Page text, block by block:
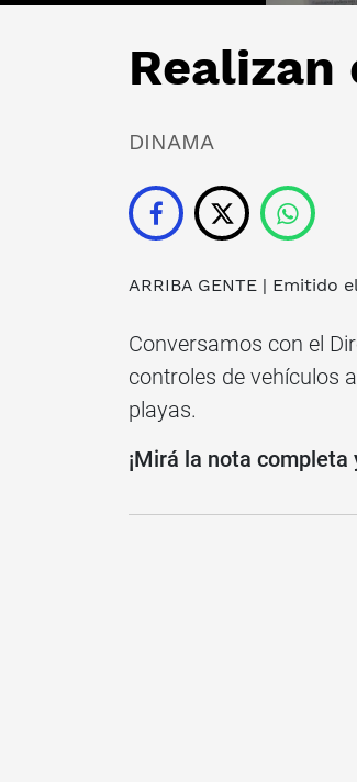
DINAMA
ARRIBA GENTE | Emitido
Conversamos con el
controles de vehículos
playas.
¡Mirá la nota